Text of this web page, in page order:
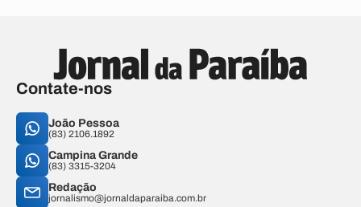
Contate-nos
João Pessoa
(83) 2106.1892
Campina Grande
(83) 3315-3204
Redação
jornalismo@jornaldaparaiba.com.br